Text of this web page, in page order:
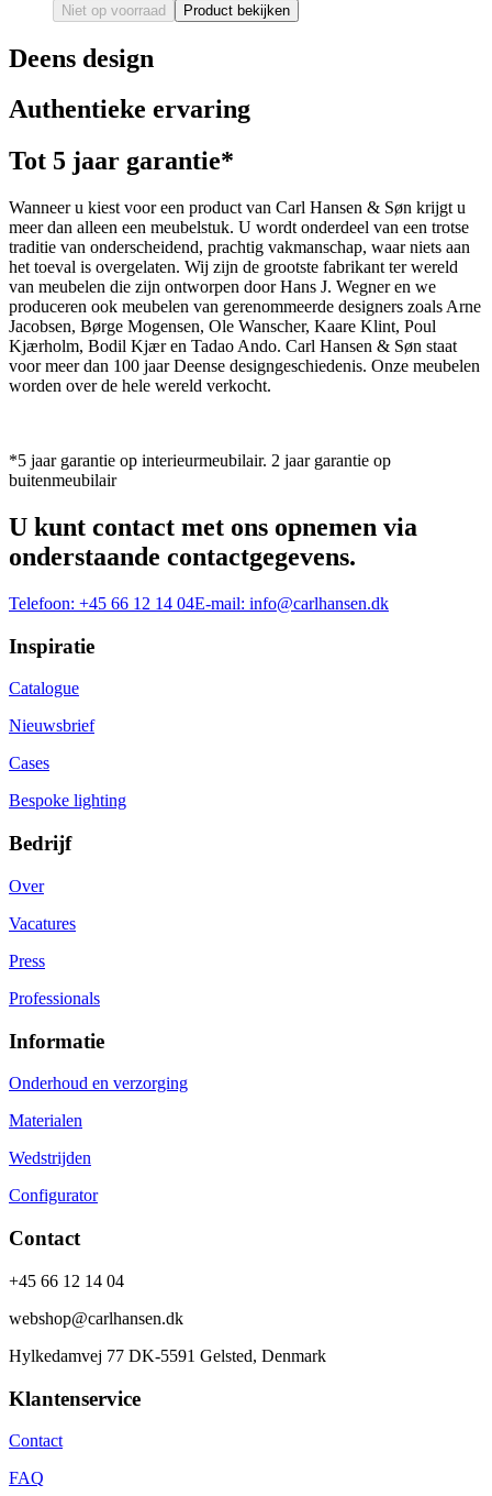
Niet op voorraad Product bekijken
Deens design
Authentieke ervaring
Tot 5 jaar garantie*
Wanneer u kiest voor een product van Carl Hansen & Søn krijgt u
meer dan alleen een meubelstuk. U wordt onderdeel van een trotse
traditie van onderscheidend, prachtig vakmanschap, waar niets aan
het toeval is overgelaten. Wij zijn de grootste fabrikant ter wereld
van meubelen die zijn ontworpen door Hans J. Wegner en we
produceren ook meubelen van gerenommeerde designers zoals Arne
Jacobsen, Børge Mogensen, Ole Wanscher, Kaare Klint, Poul
Kjærholm, Bodil Kjær en Tadao Ando. Carl Hansen & Søn staat
voor meer dan 100 jaar Deense designgeschiedenis. Onze meubelen
worden over de hele wereld verkocht.
*5 jaar garantie op interieurmeubilair. 2 jaar garantie op
buitenmeubilair
U kunt contact met ons opnemen via
onderstaande contactgegevens.
Telefoon: +45 66 12 14 04E-mail: info@carlhansen.dk
Inspiratie
Catalogue
Nieuwsbrief
Cases
Bespoke lighting
Bedrijf
Over
Vacatures
Press
Professionals
Informatie
Onderhoud en verzorging
Materialen
Wedstrijden
Configurator
Contact
+45 66 12 14 04
webshop@carlhansen.dk
Hylkedamvej 77 DK-5591 Gelsted, Denmark
Klantenservice
Contact
FAQ